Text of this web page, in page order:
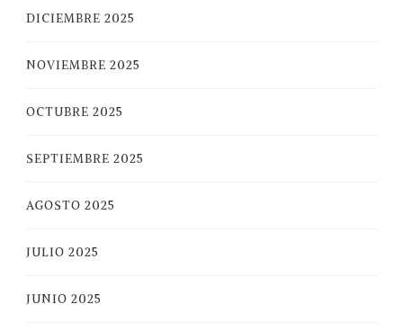
DICIEMBRE 2025
NOVIEMBRE 2025
OCTUBRE 2025
SEPTIEMBRE 2025
AGOSTO 2025
JULIO 2025
JUNIO 2025